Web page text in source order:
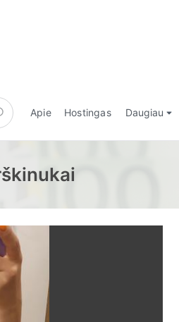
Apie Hostingas Daugiau